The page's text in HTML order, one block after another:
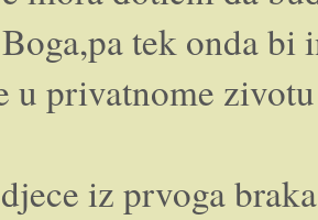
tek onda
u privatnome
iz prvoga